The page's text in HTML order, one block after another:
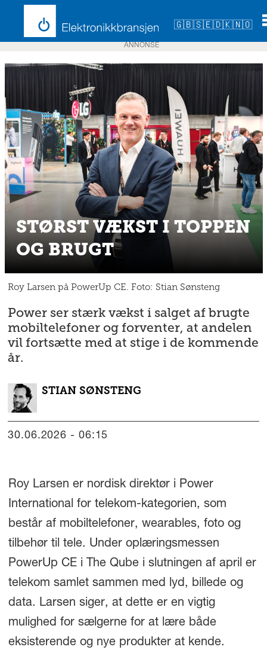
🇬🇧🇸🇪🇩🇰🇳🇴
ANNONSE
STØRST VÆKST I TOPPEN
OG BRUGT
Roy Larsen på PowerUp CE. Foto: Stian Sønsteng
Power ser stærk vækst i salget af brugte
mobiltelefoner og forventer, at andelen
vil fortsætte med at stige i de kommende
år.
STIAN SØNSTENG
30.06.2026 - 06:15
Roy Larsen er nordisk direktør i Power
International for telekom-kategorien, som
består af mobiltelefoner, wearables, foto og
tilbehør til tele. Under oplæringsmessen
PowerUp CE i The Qube i slutningen af april er
telekom samlet sammen med lyd, billede og
data. Larsen siger, at dette er en vigtig
mulighed for sælgerne for at lære både
eksisterende og nye produkter at kende.